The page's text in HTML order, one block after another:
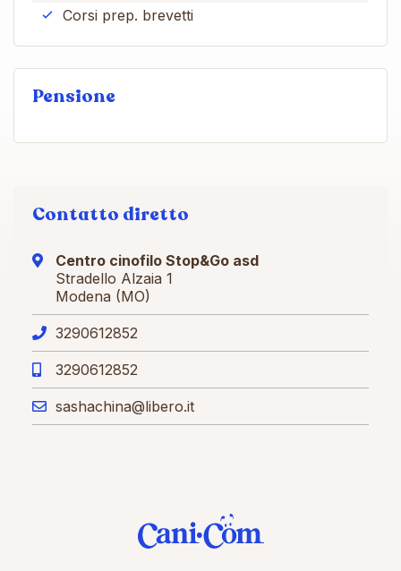
Corsi prep. brevetti
Pensione
Contatto diretto
Centro cinofilo Stop&Go asd
Stradello Alzaia 1
Modena (MO)
3290612852
3290612852
sashachina@libero.it